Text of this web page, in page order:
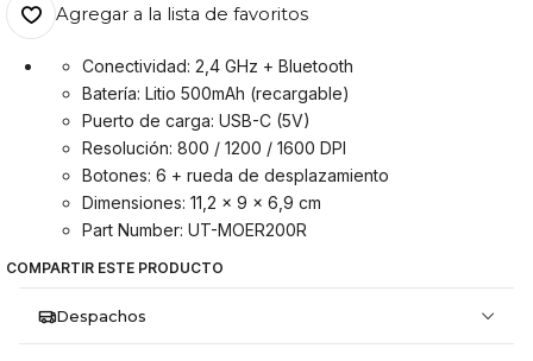
Agregar a la lista de favoritos
Conectividad: 2,4 GHz + Bluetooth
Batería: Litio 500mAh (recargable)
Puerto de carga: USB-C (5V)
Resolución: 800 / 1200 / 1600 DPI
Botones: 6 + rueda de desplazamiento
Dimensiones: 11,2 x 9 x 6,9 cm
Part Number: UT-MOER200R
COMPARTIR ESTE PRODUCTO
Despachos